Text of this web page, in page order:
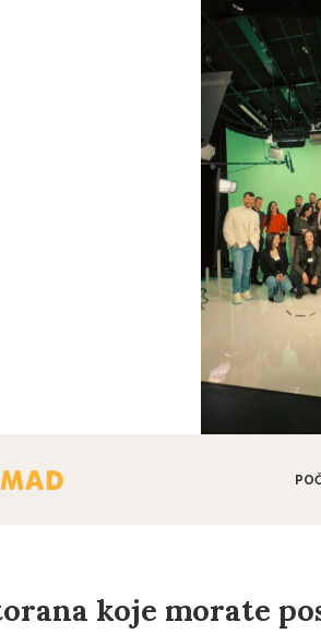
koje morate